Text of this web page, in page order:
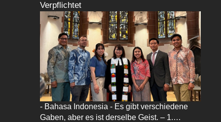
Verpflichtet
- Bahasa Indonesia - Es gibt verschiedene
Gaben, aber es ist derselbe Geist. – 1.…